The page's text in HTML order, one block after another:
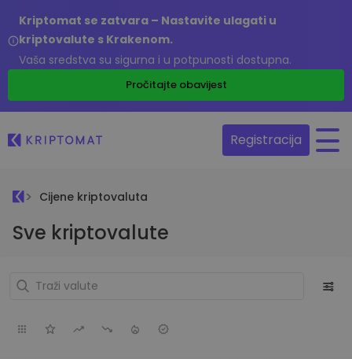
Kriptomat se zatvara – Nastavite ulagati u
kriptovalute s Krakenom.
Vaša sredstva su sigurna i u potpunosti dostupna.
Pročitajte obavijest
Registracija
Cijene kriptovaluta
Sve kriptovalute